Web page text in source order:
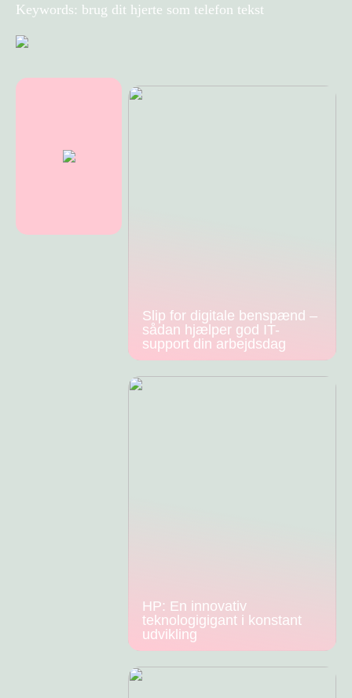
Keywords: brug dit hjerte som telefon tekst
Slip for digitale benspænd –
sådan hjælper god IT-
support din arbejdsdag
HP: En innovativ
teknologigigant i konstant
udvikling